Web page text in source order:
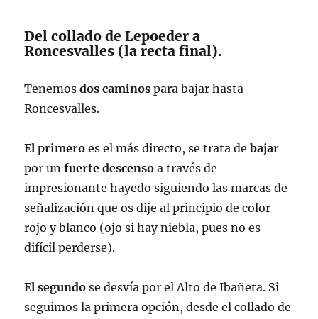
Del collado de Lepoeder a
Roncesvalles (la recta final).
Tenemosdos caminos para bajar hasta
Roncesvalles.
El primero es el más directo, se trata debajar
por unfuerte descenso a través de
impresionante hayedo siguiendo las marcas de
señalización que os dije al principio de color
rojo y blanco (ojo si hay niebla, pues no es
difícil perderse).
El segundo se desvía por el Alto de Ibañeta. Si
seguimos la primera opción, desde el collado de